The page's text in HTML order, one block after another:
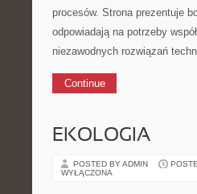
procesów. Strona prezentuje
odpowiadają na potrzeby
niezawodnych rozwiązań
Continue
EKOLOGIA
POSTED BY ADMIN
WYŁĄCZONA